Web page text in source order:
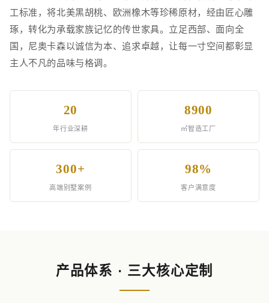
工标准，将北美黑胡桃、欧洲橡木等珍稀原材，经由匠心雕
琢，转化为承载家族记忆的传世家具。立足西部、面向全
国，尼奥卡森以诚信为本、追求卓越，让每一寸空间都彰显
主人不凡的品味与格调。
20
年行业深耕
8900
㎡智造工厂
300+
高端别墅案例
98%
客户满意度
产品体系 · 三大核心定制